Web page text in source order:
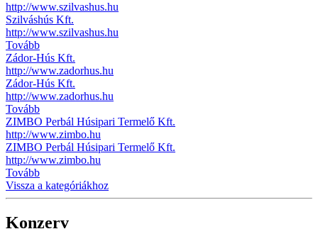
http://www.szilvashus.hu
Szilváshús Kft.
http://www.szilvashus.hu
Tovább
Zádor-Hús Kft.
http://www.zadorhus.hu
Zádor-Hús Kft.
http://www.zadorhus.hu
Tovább
ZIMBO Perbál Húsipari Termelő Kft.
http://www.zimbo.hu
ZIMBO Perbál Húsipari Termelő Kft.
http://www.zimbo.hu
Tovább
Vissza a kategóriákhoz
Konzerv